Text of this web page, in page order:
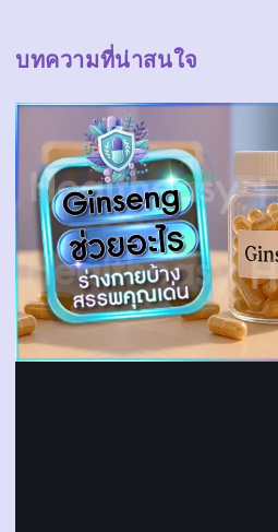
บทความที่น่าสนใจ